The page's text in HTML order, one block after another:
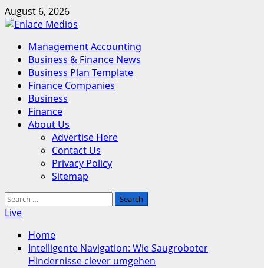
Skip
to
August 6, 2026
Primary
Menu
Management Accounting
Business & Finance News
Business Plan Template
Finance Companies
Business
Finance
About Us
Advertise Here
Contact Us
Privacy Policy
Sitemap
Search
for:
Live
Home
Intelligente Navigation: Wie Saugroboter
Hindernisse clever umgehen